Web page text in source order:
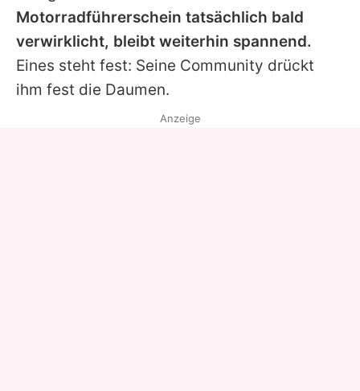
Motorradführerschein tatsächlich bald
verwirklicht, bleibt weiterhin spannend.
Eines steht fest: Seine Community drückt
ihm fest die Daumen.
Anzeige